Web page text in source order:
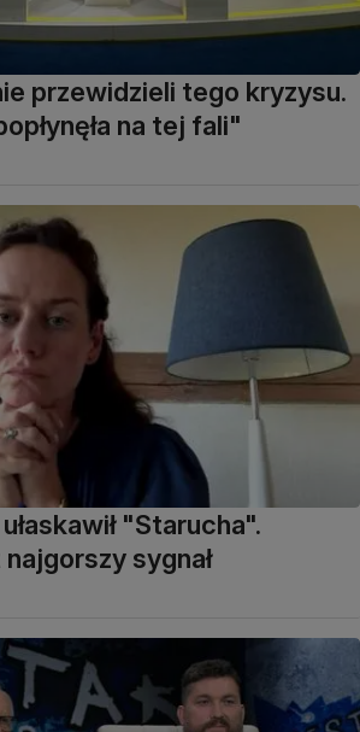
przewidzieli tego kryzysu.
na tej fali"
"Starucha".
sygnał